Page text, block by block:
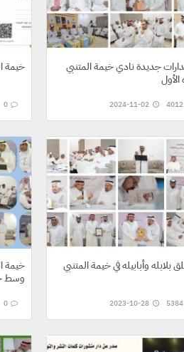
جديدة نادي خيمة المتنبي
خيمة
0
وأبابيله في خيمة المتنبي
خيمة
وسط
0